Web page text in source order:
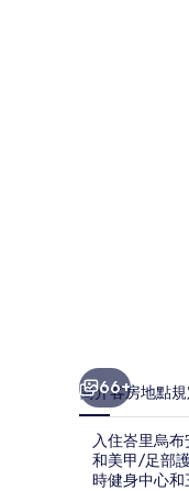
集66+
簡介客房地點
入住峇里烏
和美甲/足部
時健身中心和